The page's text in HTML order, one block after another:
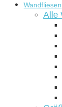
Wandfliesen
Alle